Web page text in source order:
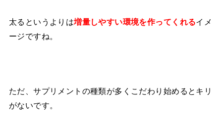
太るというよりは増量しやすい環境を作ってくれるイメ
ージですね。
ただ、サプリメントの種類が多くこだわり始めるとキリ
がないです。